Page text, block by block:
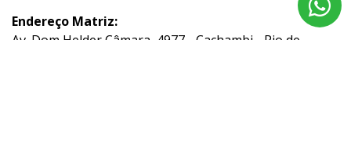
Endereço Matriz:
Av. Dom Helder Câmara, 4977 - Cachambi - Rio de